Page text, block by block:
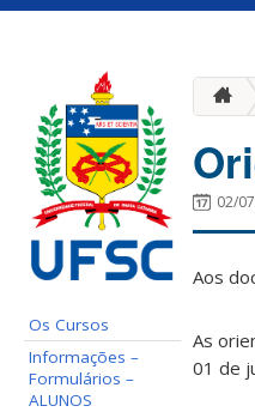
Os Cursos
Informações –
Formulários –
ALUNOS
02/
Aos
As
01 de